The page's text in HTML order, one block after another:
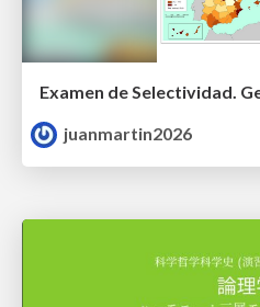
juanmartin2026